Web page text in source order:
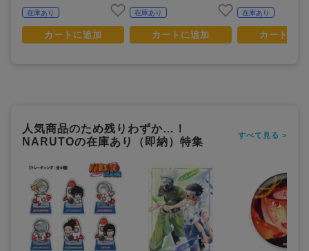
在庫あり
カートに追加
在庫あり
カートに追加
在庫あり
カートに
人気商品のため残りわずか…！
NARUTOの在庫あり（即納）特集
すべて見る >